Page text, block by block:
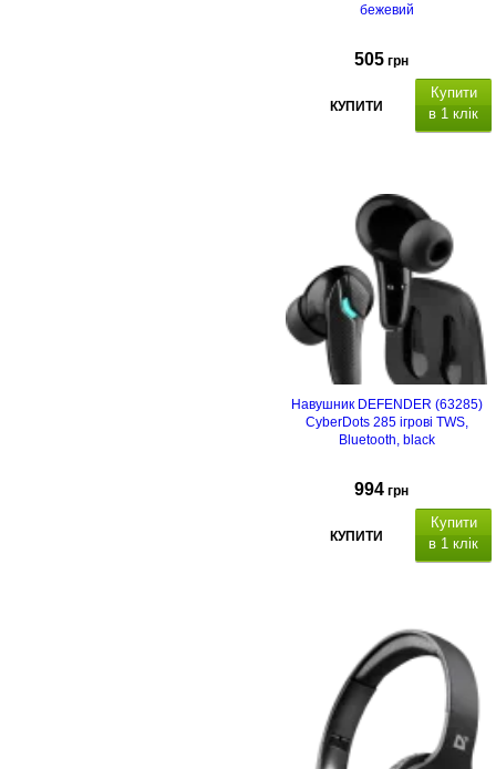
бежевий
505 грн
КУПИТИ
Купити
в 1 клік
Навушник DEFENDER (63285)
CyberDots 285 ігрові TWS,
Bluetooth, black
994 грн
КУПИТИ
Купити
в 1 клік